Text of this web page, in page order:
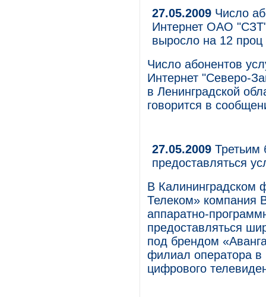
27.05.2009 Число
Интернет ОАО "СЗТ"
выросло на 12
Число абонентов
Интернет "Северо-
в Ленинградской
говорится в
27.05.2009 Третьим
предоставляться
В
Телеком» компания
аппаратно-
предоставляться
под брендом
филиал оператора
цифрового